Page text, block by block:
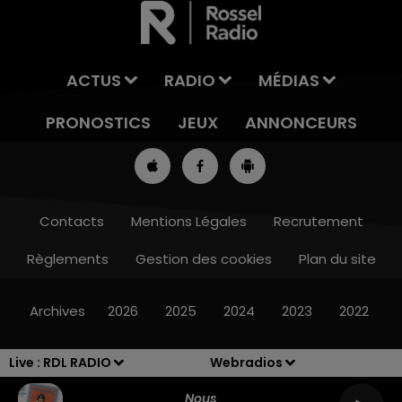
Live : RDL RADIO
Webradios
Nous
8h00 - 10h00
ACTUS RADIO
MÉDIAS
PRONOSTICS
JEUX ANNONCEURS
Contacts Mentions Légales
Recrutement
Règlements
Gestion des cookies Plan du site
Archives 2026 2025 2024 2023 2022